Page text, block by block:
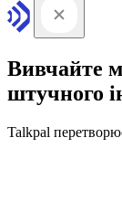
Вивчайте
штучного
Talkpal